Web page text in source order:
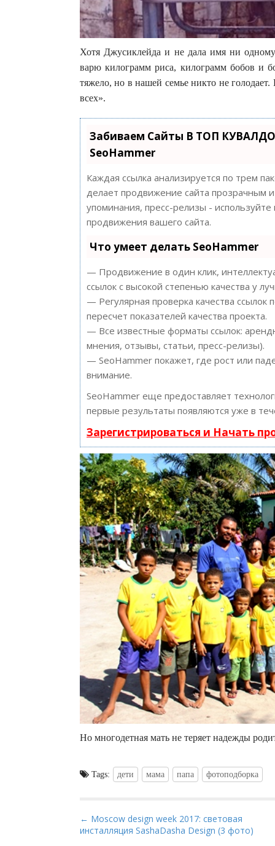
Хотя Джусиклейда и не дала имя ни
варю килограмм риса, килограмм бобов и
тяжело, но в нашей семье никто не
всех».
Забиваем Сайты В ТОП
SeoHammer
Каждая ссылка анализируется по трем
делает продвижение сайта прозрачным
упоминания, пресс-релизы -
продвижения вашего сайта.
Что умеет делать SeoHammer
— Продвижение в один клик,
ссылок с высокой степенью качества у
— Регулярная проверка качества
пересчет показателей качества проекта.
— Все известные форматы ссылок:
мнения, отзывы, статьи, пресс-релизы).
— SeoHammer покажет, где рост или
внимание.
SeoHammer еще предоставляет
первые результаты появляются уже в
Зарегистрироваться и Начать
Но многодетная мать не теряет надежды
Tags: дети мама папа фотоподборка
P
o
← Moscow design week 2017: световая
инсталляция SashaDasha Design (3 фото)